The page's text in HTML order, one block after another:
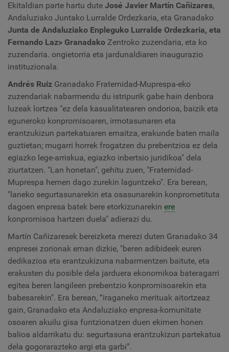
Ekitaldian parte hartu dute José Javier Martín Cañizares,
Andaluziako Juntako Lurralde Ordezkaria, eta Granadako
Junta de Andaluziako Enpleguko Lurralde Ordezkaria, eta
Fernando Laz> Granadako Zentroko zuzendaria, eta ko
zuzendaria. ongietorria eta jardunaldiaren inaugurazio
instituzionala.
Andrés Ruiz Granadako Fraternidad-Muprespa-eko
zuzendariak nabarmendu du istripurik gabe hain denbora
luzeak lortzea "ez dela kasualitatearen ondorioa, baizik eta
eguneroko konpromisoaren, irmotasunaren eta
erantzukizun partekatuaren emaitza, erakunde baten maila
guztietan; mugarri horrek frogatzen du prebentzioa ez dela
egiazko lege-arriskua, egiazko inbertsio juridikoa" dela
ziurtatzen. "Lan honetan", gehitu zuen, "Fraternidad-
Muprespa hemen dago zurekin laguntzeko". Era berean,
"laneko segurtasunarekin eta osasunarekin konprometituta
dagoen enpresa batek bere etorkizunarekin ere
konpromisoa hartzen duela" adierazi du.
Martín Cañizaresek bereizketa merezi duten Granadako 34
enpresei zorionak eman dizkie, "beren adibideek euren
dedikazioa eta erantzukizuna nabarmentzen baitute, eta
erakusten du posible dela jarduera ekonomikoa bateragarri
egitea beren langileen prebentzio konpromisoarekin eta
babesarekin". Era berean, “iraganeko merituak aitortzeaz
gain, Granadako eta Andaluziako enpresa-komunitate
osoaren akuilu gisa funtzionatzen duen ekimen honen
balioa aldarrikatu du: segurtasuna erantzukizun partekatua
dela gogorarazteko argi eta garbi”.